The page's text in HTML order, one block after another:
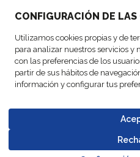
CONFIGURACIÓN DE LAS
Utilizamos cookies propias y de
para analizar nuestros servicios
con las preferencias de los
partir de sus hábitos de
información y configurar tus
ACTIVIDADES
SIGA-NOS
Logistic, 2026 de cookies